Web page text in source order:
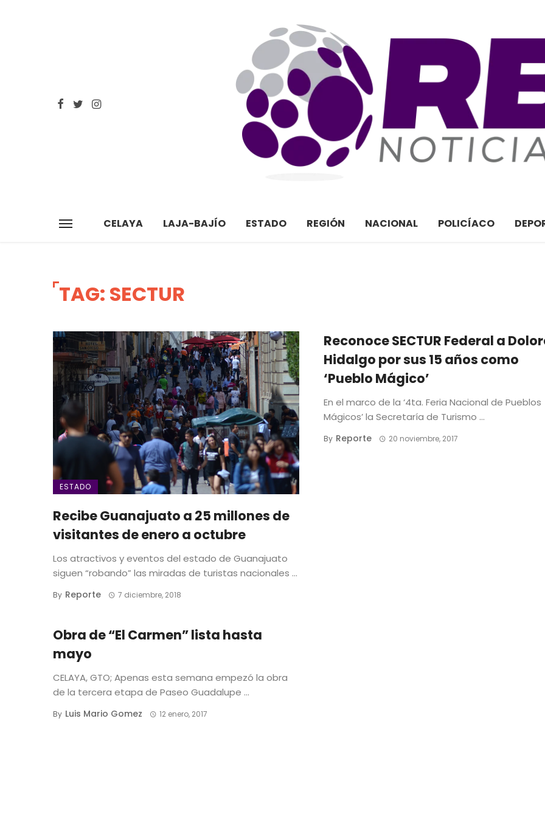
CELAYA LAJA-BAJÍO ESTADO REGIÓN NACIONAL POLICÍACO
TAG: SECTUR
ESTADO
Recibe Guanajuato a 25 millones de
visitantes de enero a octubre
Los atractivos y eventos del estado de Guanajuato
siguen “robando” las miradas de turistas nacionales ...
By Reporte 7 diciembre, 2018
Reconoce SECTUR Federal a
Hidalgo por sus 15 años como
‘Pueblo Mágico’
En el marco de la ‘4ta. Feria Nacional de Pueblos
Mágicos’ la Secretaría de Turismo ...
By Reporte 20 noviembre, 2017
Obra de “El Carmen” lista hasta
mayo
CELAYA, GTO; Apenas esta semana empezó la obra
de la tercera etapa de Paseo Guadalupe ...
By Luis Mario Gomez 12 enero, 2017